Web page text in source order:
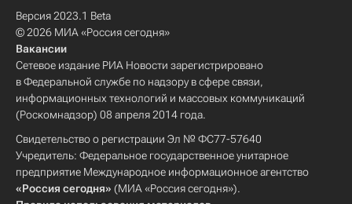
Версия 2023.1 Beta
© 2026 МИА «Россия сегодня»
Вакансии
Сетевое издание РИА Новости зарегистрировано
в Федеральной службе по надзору в сфере связи,
информационных технологий и массовых коммуникаций
(Роскомнадзор) 08 апреля 2014 года.
Свидетельство о регистрации Эл № ФС77-57640
Учредитель: Федеральное государственное унитарное
предприятие Международное информационное агентство
«Россия сегодня» (МИА «Россия сегодня»).